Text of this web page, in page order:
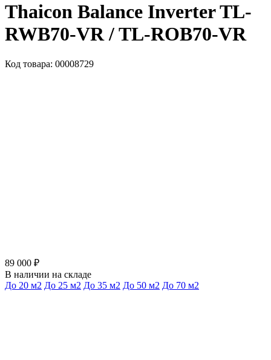
Thaicon Balance Inverter TL-
RWB70-VR / TL-ROB70-VR
Код товара: 00008729
89 000 ₽
В наличии на складе
До 20 м2 До 25 м2 До 35 м2 До 50 м2 До 70 м2